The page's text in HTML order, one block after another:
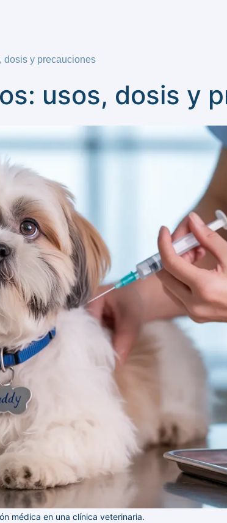
dosis y precauciones
usos, dosis y
médica en una clínica veterinaria.